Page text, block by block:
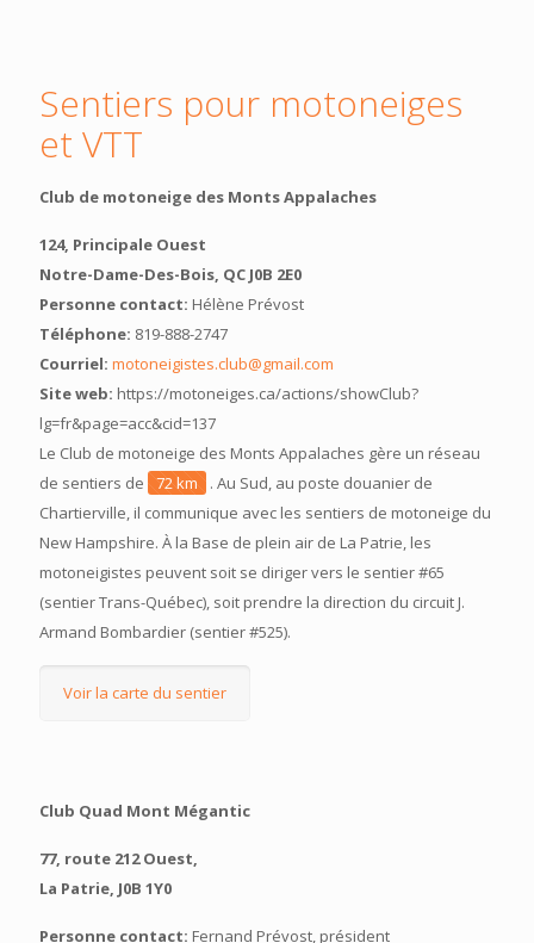
Sentiers pour motoneiges
et VTT
Club de motoneige des Monts Appalaches
124, Principale Ouest
Notre-Dame-Des-Bois, QC J0B 2E0
Personne contact: Hélène Prévost
Téléphone: 819-888-2747
Courriel: motoneigistes.club@gmail.com
Site web: https://motoneiges.ca/actions/showClub?
lg=fr&page=acc&cid=137
Le Club de motoneige des Monts Appalaches gère un réseau
de sentiers de
72 km
. Au Sud, au poste douanier de
Chartierville, il communique avec les sentiers de motoneige du
New Hampshire. À la Base de plein air de La Patrie, les
motoneigistes peuvent soit se diriger vers le sentier #65
(sentier Trans-Québec), soit prendre la direction du circuit J.
Armand Bombardier (sentier #525).
Voir la carte du sentier
Club Quad Mont Mégantic
77, route 212 Ouest,
La Patrie, J0B 1Y0
Personne contact: Fernand Prévost, président